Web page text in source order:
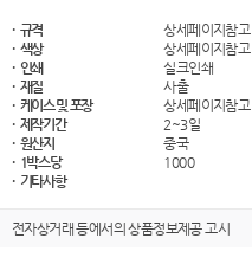
· 규격
상세페이지참고
· 색상
상세페이지참고
· 인쇄
실크인쇄
· 재질
사출
· 케이스 및 포장
상세페이지참고
· 제작기간
2~3일
· 원산지
중국
· 1박스당
1000
· 기타사항
전자상거래 등에서의 상품정보제공 고시